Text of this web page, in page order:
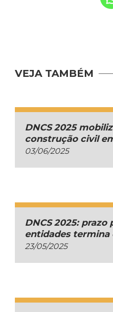
VEJA TAMBÉM
DNCS 2025
construção civil
03/06/2025
DNCS 2025: prazo
entidades termina
23/05/2025